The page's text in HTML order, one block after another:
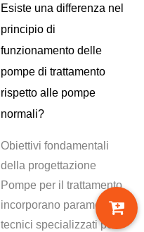
Esiste una differenza nel
principio di
funzionamento delle
pompe di trattamento
rispetto alle pompe
normali?
Obiettivi fondamentali
della progettazione
Pompe per il trattamento
incorporano parametri
tecnici specializzati per